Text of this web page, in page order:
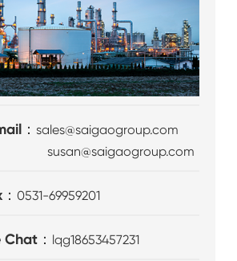
：sales@saigaogroup.com
susan@saigaogroup.com
：0531-69959201
Chat： lqg18653457231